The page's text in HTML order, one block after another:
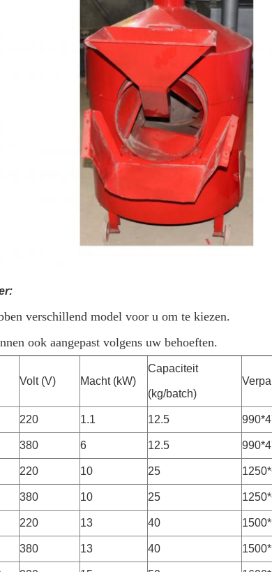
verschillend model voor u om te kiezen.
ook aangepast volgens uw behoeften.
Volt (V) Macht (kW)
Capaciteit
(kg/batch)
220 1.1 12.5
380 6 12.5
220 10 25
380 10 25
220 13 40
380 13 40